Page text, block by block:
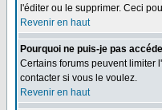
l'éditer ou le supprimer. Ceci
Revenir en haut
Pourquoi ne puis-je pas
Certains forums peuvent limiter
contacter si vous le voulez.
Revenir en haut